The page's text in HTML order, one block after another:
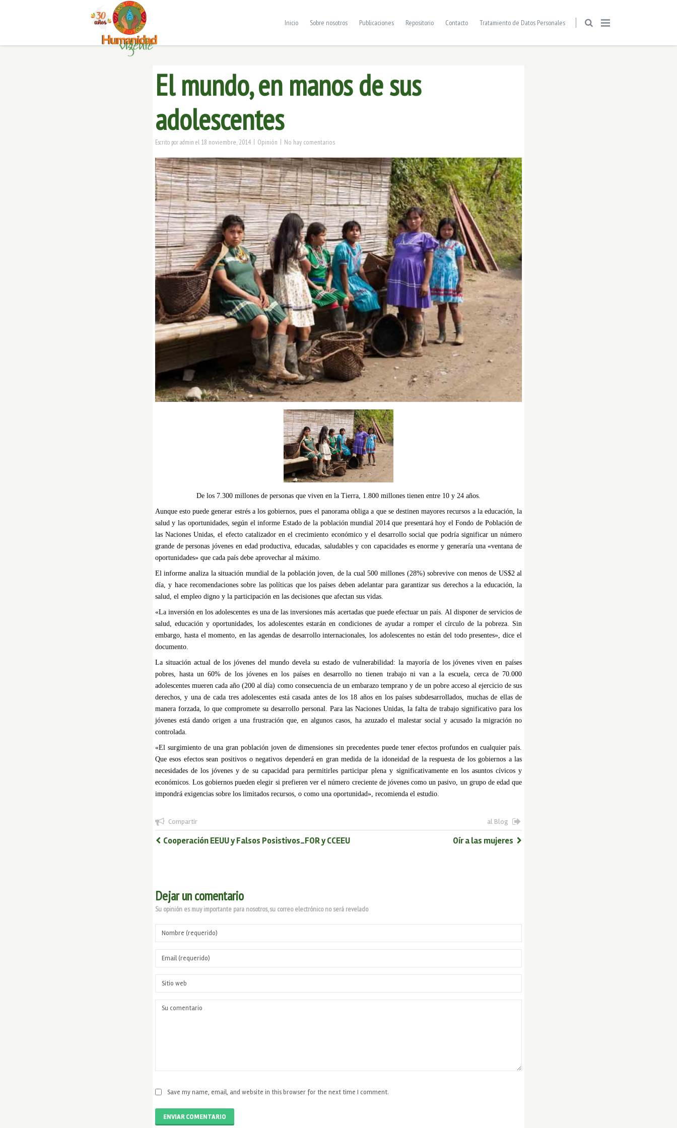
Inicio Sobre nosotros Publicaciones Repositorio Contacto Tratamiento de Datos Personales
El mundo, en manos de sus
adolescentes
Escrito poradmin el 18 noviembre, 2014 | Opinión | No hay comentarios
De los 7.300 millones de personas que viven en la Tierra, 1.800 millones tienen entre 10 y 24 años.
Aunque esto puede generar estrés a los gobiernos, pues el panorama obliga a que se destinen mayores recursos a la educación, la
salud y las oportunidades, según el informe Estado de la población mundial 2014 que presentará hoy el Fondo de Población de
las Naciones Unidas, el efecto catalizador en el crecimiento económico y el desarrollo social que podría significar un número
grande de personas jóvenes en edad productiva, educadas, saludables y con capacidades es enorme y generaría una «ventana de
oportunidades» que cada país debe aprovechar al máximo.
El informe analiza la situación mundial de la población joven, de la cual 500 millones (28%) sobrevive con menos de US$2 al
día, y hace recomendaciones sobre las políticas que los países deben adelantar para garantizar sus derechos a la educación, la
salud, el empleo digno y la participación en las decisiones que afectan sus vidas.
«La inversión en los adolescentes es una de las inversiones más acertadas que puede efectuar un país. Al disponer de servicios de
salud, educación y oportunidades, los adolescentes estarán en condiciones de ayudar a romper el círculo de la pobreza. Sin
embargo, hasta el momento, en las agendas de desarrollo internacionales, los adolescentes no están del todo presentes», dice el
documento.
La situación actual de los jóvenes del mundo devela su estado de vulnerabilidad: la mayoría de los jóvenes viven en países
pobres, hasta un 60% de los jóvenes en los países en desarrollo no tienen trabajo ni van a la escuela, cerca de 70.000
adolescentes mueren cada año (200 al día) como consecuencia de un embarazo temprano y de un pobre acceso al ejercicio de sus
derechos, y una de cada tres adolescentes está casada antes de los 18 años en los países subdesarrollados, muchas de ellas de
manera forzada, lo que compromete su desarrollo personal. Para las Naciones Unidas, la falta de trabajo significativo para los
jóvenes está dando origen a una frustración que, en algunos casos, ha azuzado el malestar social y acusado la migración no
controlada.
«El surgimiento de una gran población joven de dimensiones sin precedentes puede tener efectos profundos en cualquier país.
Que esos efectos sean positivos o negativos dependerá en gran medida de la idoneidad de la respuesta de los gobiernos a las
necesidades de los jóvenes y de su capacidad para permitirles participar plena y significativamente en los asuntos cívicos y
económicos. Los gobiernos pueden elegir si prefieren ver el número creciente de jóvenes como un pasivo, un grupo de edad que
impondrá exigencias sobre los limitados recursos, o como una oportunidad», recomienda el estudio.
Compartir al Blog
Cooperación EEUU y Falsos Posistivos_FOR y CCEEU Oír a las mujeres
Dejar un comentario
Su opinión es muy importante para nosotros, su correo electrónico no será revelado
Save my name, email, and website in this browser for the next time I comment.
ENVIAR COMENTARIO